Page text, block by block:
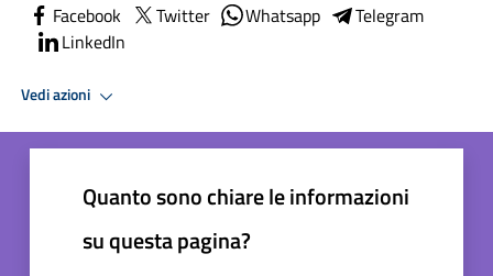
Facebook Twitter Whatsapp
Telegram
LinkedIn
Vedi azioni
Quanto sono chiare le informazioni
su questa pagina?